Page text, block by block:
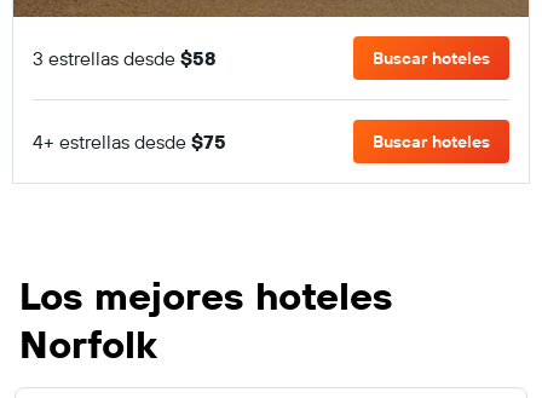
3 estrellas desde $58 Buscar hoteles
4+ estrellas desde $75 Buscar hoteles
Los mejores hoteles
Norfolk